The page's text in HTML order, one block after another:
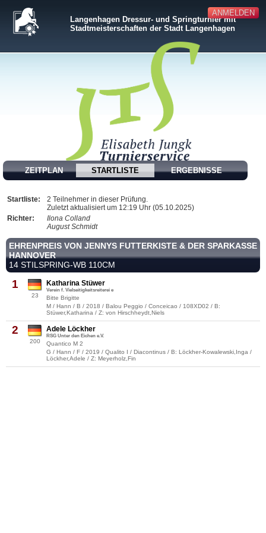
ANMELDEN
Langenhagen Dressur- und Springturnier mit
Stadtmeisterschaften der Stadt Langenhagen
ZEITPLAN STARTLISTE ERGEBNISSE
Startliste:
2 Teilnehmer in dieser Prüfung.
Zuletzt aktualisiert um 12:19 Uhr (05.10.2025)
Richter:
Ilona Colland
August Schmidt
EHRENPREIS VON JENNYS FUTTERKISTE & DER SPARKASSE
HANNOVER
14 STILSPRING-WB 110CM
1
23
Katharina Stüwer
Verein f. Vielseitigkeitsreiterei e
Bitte Brigitte
M / Hann / B / 2018 / Balou Peggio / Conceicao / 108XD02 / B:
Stüwer,Katharina / Z: von Hirschheydt,Niels
2
200
Adele Löckher
RSG Unter den Eichen e.V.
Quantico M 2
G / Hann / F / 2019 / Qualito I / Diacontinus / B: Löckher-Kowalewski,Inga /
Löckher,Adele / Z: Meyerholz,Fin